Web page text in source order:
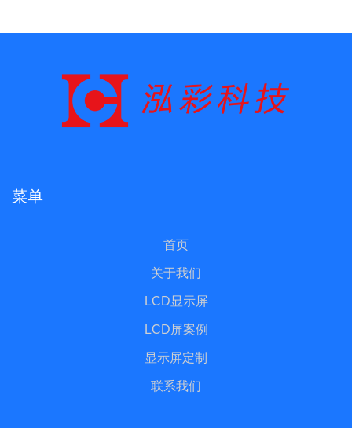
菜单
首页
关于我们
LCD显示屏
LCD屏案例
显示屏定制
联系我们